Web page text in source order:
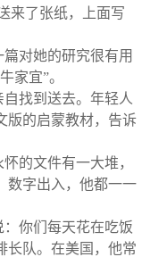
来了张纸，上面写
对她的研究很有用
家宜”。
找到送去。年轻人
版的启蒙教材，告诉
的文件有一大堆，
数字出入，他都一一
你们每天花在吃饭
长队。在美国，他常